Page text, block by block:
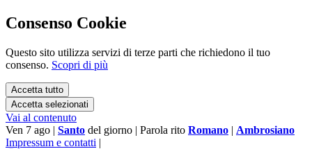
Consenso Cookie
Questo sito utilizza servizi di terze parti che richiedono il tuo
consenso. Scopri di più
Accetta tutto
Accetta selezionati
Vai al contenuto
Ven 7 ago | Santo del giorno | Parola rito Romano | Ambrosiano
Impressum e contatti |